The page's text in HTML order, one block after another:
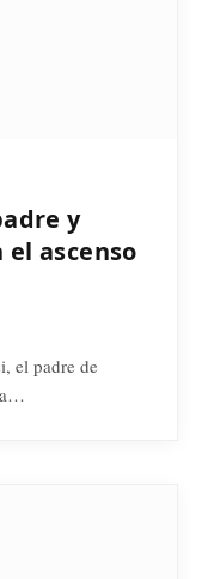
y
ascenso
el padre de
a…